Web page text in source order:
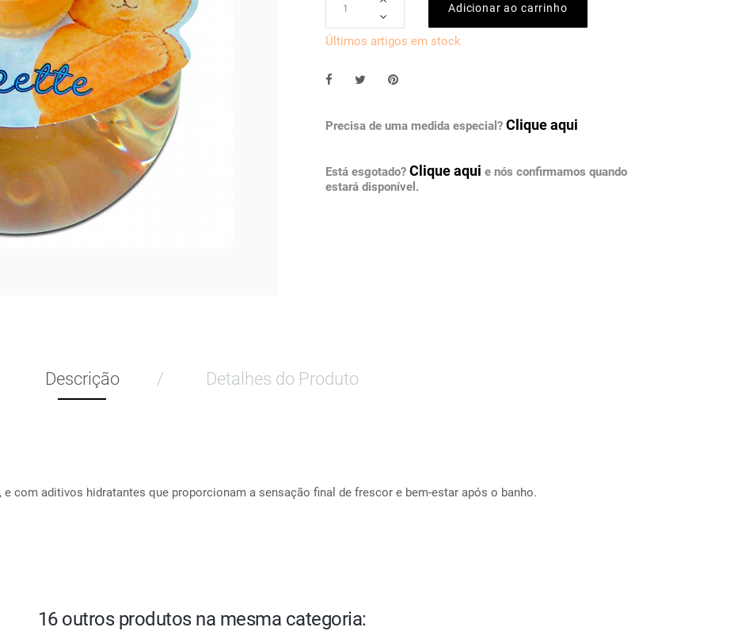
Adicionar ao carrinho
Últimos artigos em stock
Precisa de uma medida especial? Clique aqui
Está esgotado? Clique aqui e nós confirmamos quando
estará disponível.
Descrição Detalhes do Produto
com aditivos hidratantes que proporcionam a sensação final de frescor e bem-estar após o banho.
16 outros produtos na mesma categoria: